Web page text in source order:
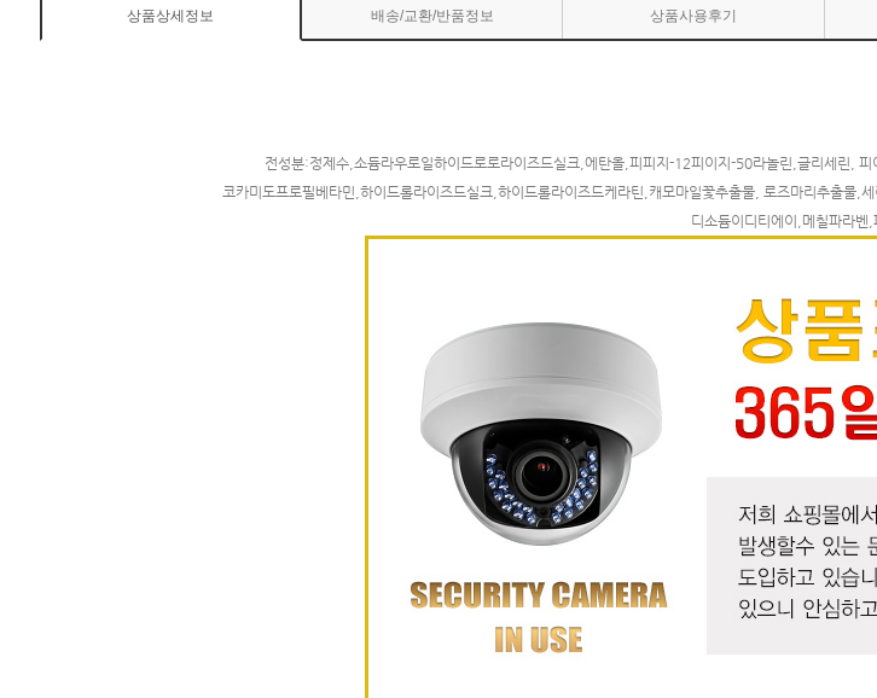
상품상세정보 배송/교환/반품정보 상품사용후기
전성분:정제수,소듐라우로일하이드로로라이즈드실크,에탄올,피피지-12피이지-50라놀린,글리세린,
코카미도프로필베타민,하이드롤라이즈드실크,하이드롤라이즈드케라틴,캐모마일꽃추출물, 로즈마리추출
디소듐이디티에이,메칠파라벤